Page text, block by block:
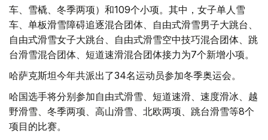
车、雪橇、冬季两项）和109个小项。其中，女子单人雪
车、单板滑雪障碍追逐混合团体、自由式滑雪男子大跳台、
自由式滑雪女子大跳台、自由式滑雪空中技巧混合团体、跳
台滑雪混合团体、短道速滑混合团体接力为7个新增小项。
哈萨克斯坦今年共派出了34名运动员参加冬季奥运会。
哈国选手将分别参加自由式滑雪、短道速滑、速度滑冰、越
野滑雪、冬季两项、高山滑雪、北欧两项、跳台滑雪等8个
项目的比赛。